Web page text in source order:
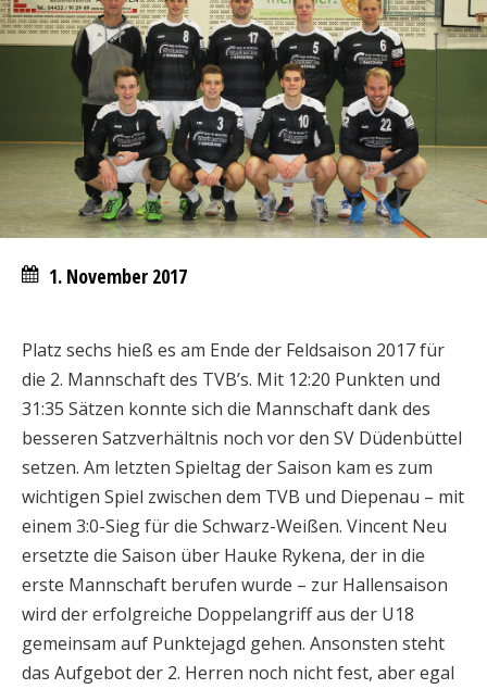
1. November 2017
Platz sechs hieß es am Ende der Feldsaison 2017 für
die 2. Mannschaft des TVB’s. Mit 12:20 Punkten und
31:35 Sätzen konnte sich die Mannschaft dank des
besseren Satzverhältnis noch vor den SV Düdenbüttel
setzen. Am letzten Spieltag der Saison kam es zum
wichtigen Spiel zwischen dem TVB und Diepenau – mit
einem 3:0-Sieg für die Schwarz-Weißen. Vincent Neu
ersetzte die Saison über Hauke Rykena, der in die
erste Mannschaft berufen wurde – zur Hallensaison
wird der erfolgreiche Doppelangriff aus der U18
gemeinsam auf Punktejagd gehen. Ansonsten steht
das Aufgebot der 2. Herren noch nicht fest, aber egal